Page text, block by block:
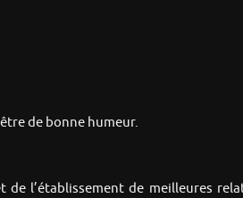
de bonne humeur.
l’établissement de meilleures